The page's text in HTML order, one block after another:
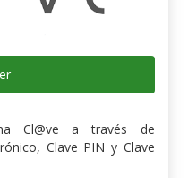
Cl@ve a través de
Clave PIN y Clave